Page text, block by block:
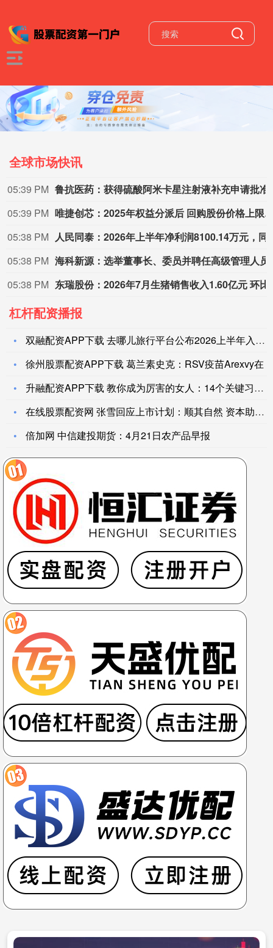
全球市场快讯
05:38 PM
05:38 PM
05:38 PM
05:38 PM
05:37 PM 德迈仕：拟2.07亿元收购上海数明25%股权 德迈仕(301007.SZ)公告称，公司拟以现金2.07亿元收购德盈智投所持上海数明25%股权。预计本次交易完成后，公司将持有上海数明25%的股权。本次交易构成关联交易，尚需提交股东会审议。
杠杆配资播报
双融配资APP下载 去哪儿旅行平台公布2026上半年入境游热
徐州股票配资APP下载 葛兰素史克：RSV疫苗Arexvy在
升融配资APP下载 教你成为厉害的女人：14个关键习惯，让你
在线股票配资网 张雪回应上市计划：顺其自然 资本助力未来发展
倍加网 中信建投期货：4月21日农产品早报